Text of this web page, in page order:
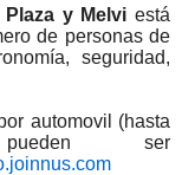
y Melvi está
de personas de
seguridad,
automovil (hasta
ser